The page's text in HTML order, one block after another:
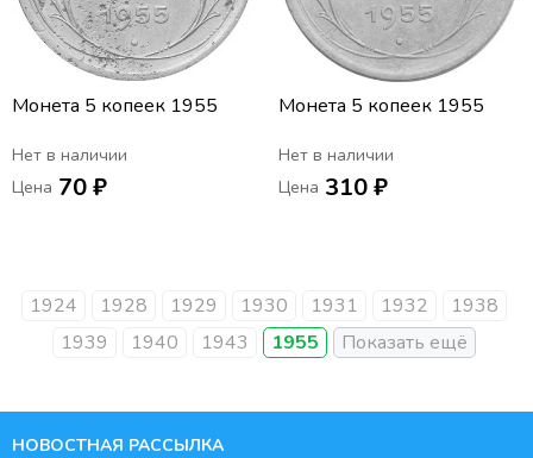
Монета 5 копеек 1955
Нет в наличии
Цена 70 ₽
Монета 5 копеек 1955
Нет в наличии
Цена 310 ₽
1924 1928 1929 1930 1931 1932
1938
1939
1940 1943 1955
НОВОСТНАЯ РАССЫЛКА